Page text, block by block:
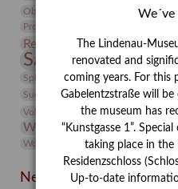
Objekt im Fokus
Peter
Provenienz
Restaurierung Restitution
Sammlung
Sphinx
studio Studio
Suermondt-Ludwig-Museum
Volontariat
Walter Rheiner
Werkbetrachtung Winter
Wolf und Hund
Zirkuswoche
Neueste Beiträge
The Lindenau-
renovated and
coming years. For this
Gabelentzstraße will
the museum has
“Kunstgasse 1”.
taking place in the
Residenzschloss
Up-to-date